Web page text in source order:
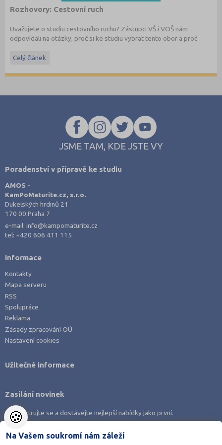
Rozhovory: Cestovní ruch
Uvažujete o studiu cestovního ruchu? Zástupci VŠ i VOŠ nám
odpovídali na otázky, proč si ke studiu vybrat tento obor a proč
můžete přečíst v dubnovém čísle časopisu, které se ve svém
webu k prolistování zdarma.
Celý článek
JSME TAM, KDE JSTE VY
Poradenství v přípravě ke studiu
AMOS -
KamPoMaturite.cz, s.r.o.
Dukelských hrdinů 21
170 00 Praha 7
e-mail:info@kampomaturite.cz
tel: +420 606 411 115
Informace
Kontakty
Mapa serveru
RSS
Spolupráce
Reklama
Zásady zpracování OÚ
Nastavení cookies
Užitečné informace
Zasílání novinek
Zaregistrujte se a dostávejte nejlepší nabídky jako první.
🍪
Na Vašem soukromí nám záleží